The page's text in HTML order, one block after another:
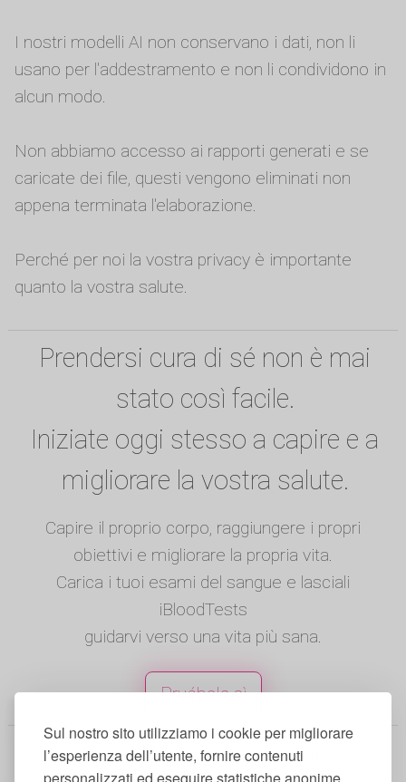
Sul nostro sito utilizziamo i cookie per migliorare
l’esperienza dell’utente, fornire contenuti
I nostri modelli AI non conservano i dati, non li
usano per l'addestramento e non li condividono in
alcun modo.
Non abbiamo accesso ai rapporti generati e se
caricate dei file, questi vengono eliminati non
appena terminata l'elaborazione.
Perché per noi la vostra privacy è importante
quanto la vostra salute.
Prendersi cura di sé non è mai
stato così facile.
Iniziate oggi stesso a capire e a
migliorare la vostra salute.
Capire il proprio corpo, raggiungere i propri
obiettivi e migliorare la propria vita.
Carica i tuoi esami del sangue e lasciali
iBloodTests
guidarvi verso una vita più sana.
Pruébala sì
© 2025 iBloodTests. Tutti i diritti